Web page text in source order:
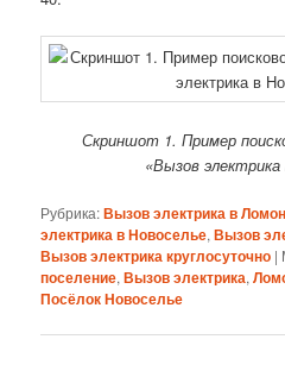
Скриншот 1. Пример
«Вызов электрика
Рубрика:Вызов электрика в
электрика в Новоселье,Вызов
Вызов электрика круглосуточно |
поселение,Вызов электрика,
Посёлок Новоселье